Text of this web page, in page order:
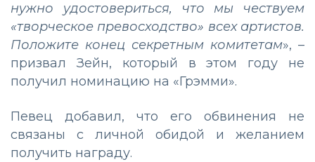
нужно удостовериться, что мы чествуем
«творческое превосходство» всех артистов.
Положите конец секретным комитетам», –
призвал Зейн, который в этом году не
получил номинацию на «Грэмми».
Певец добавил, что его обвинения не
связаны с личной обидой и желанием
получить награду.